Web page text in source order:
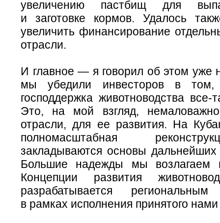
увеличению пастбищ для
и заготовке кормов. Удалось
увеличить финансирование
отрасли.
И главное — я говорил об этом уже
мы убедили инвесторов в том,
господдержка животноводства все-
Это, на мой взгляд,
отрасли, для ее развития. На
полномасштабная
закладываются основы
Большие надежды мы возлагаем
Концепции развития
разрабатывается региональным
в рамках исполнения принятого